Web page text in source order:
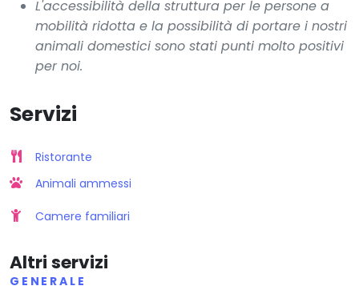
L'accessibilità della struttura per le persone a
mobilità ridotta e la possibilità di portare i nostri
animali domestici sono stati punti molto positivi
per noi.
Servizi
Ristorante
Animali ammessi
Camere familiari
Altri servizi
GENERALE